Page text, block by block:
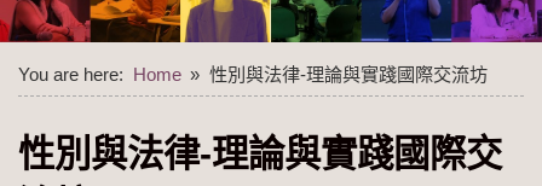
You are here: Home 性別與法律-理論與實踐國際交流坊
性別與法律-理論與實踐國際交